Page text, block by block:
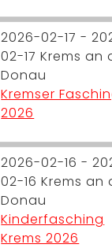
2026-02-17 -
02-17 Krems an
Donau
Kremser
2026
2026-02-16 -
02-16 Krems an
Donau
Kinderfasching
Krems 2026